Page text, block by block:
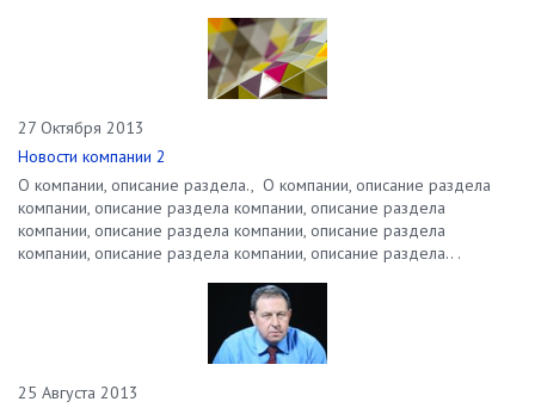
27 Октября 2013
Новости компании 2
О компании, описание раздела., О компании, описание раздела
компании, описание раздела компании, описание раздела
компании, описание раздела компании, описание раздела
компании, описание раздела компании, описание раздела.. .
25 Августа 2013